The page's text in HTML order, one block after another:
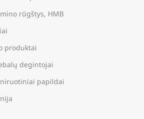
rūgštys, HMB
produktai
degintojai
papildai